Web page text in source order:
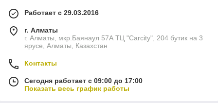
Работает с 29.03.2016
г. Алматы
г. Алматы, мкр.Баянаул 57А ТЦ "Carcity", 204 бутик на 3
ярусе, Алматы, Казахстан
Контакты
Сегодня работает с 09:00 до 17:00
Показать весь график работы